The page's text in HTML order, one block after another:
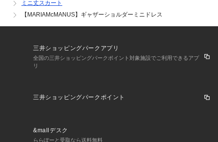
ミニ丈スカート
【MARIAMcMANUS】ギャザーショルダーミニドレス
三井ショッピングパークアプリ
全国の三井ショッピングパークポイント対象施設でご利用できるアプ
リ
三井ショッピングパークポイント
&mallデスク
ららぽーと受取なら送料無料